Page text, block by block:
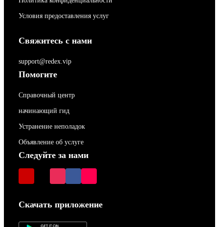
Условия предоставления услуг
Свяжитесь с нами
support@redex.vip
Помогите
Справочный центр
начинающий гид
Устранение неполадок
Объявление об услуге
Следуйте за нами
Скачать приложение